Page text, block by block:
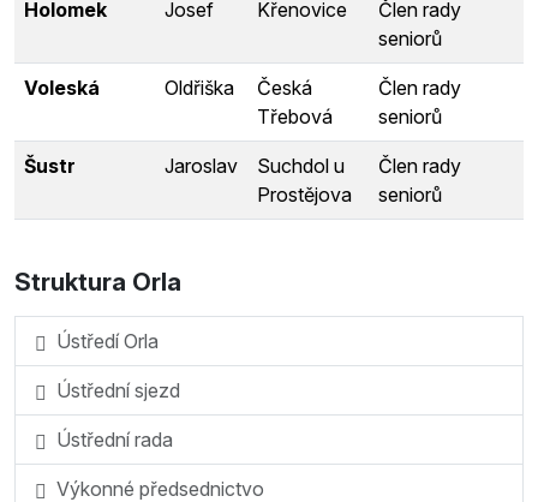
Holomek Josef Křenovice
Člen rady
seniorů
Voleská Oldřiška
Česká
Třebová
Člen rady
seniorů
Šustr Jaroslav
Suchdol u
Prostějova
Člen rady
seniorů
Struktura Orla
Ústředí Orla
Ústřední sjezd
Ústřední rada
Výkonné předsednictvo